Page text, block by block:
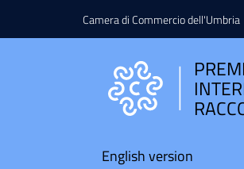
Vai al contenuto
Vai alla navigazioneCamera di Commercio dell'Umbria
English version